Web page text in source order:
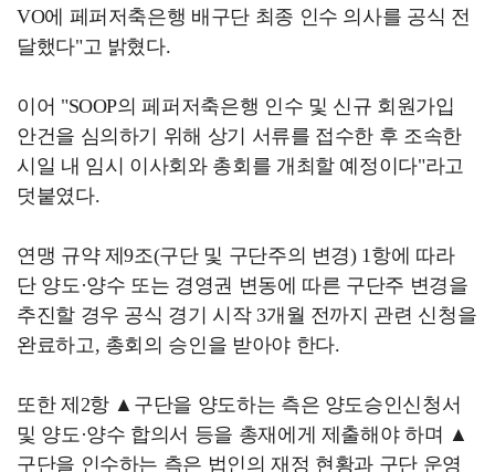
VO에 페퍼저축은행 배구단 최종 인수 의사를 공식 전
달했다"고 밝혔다.
이어 "SOOP의 페퍼저축은행 인수 및 신규 회원가입
안건을 심의하기 위해 상기 서류를 접수한 후 조속한
시일 내 임시 이사회와 총회를 개최할 예정이다"라고
덧붙였다.
연맹 규약 제9조(구단 및 구단주의 변경) 1항에 따라
단 양도·양수 또는 경영권 변동에 따른 구단주 변경을
추진할 경우 공식 경기 시작 3개월 전까지 관련 신청을
완료하고, 총회의 승인을 받아야 한다.
또한 제2항 ▲구단을 양도하는 측은 양도승인신청서
및 양도·양수 합의서 등을 총재에게 제출해야 하며 ▲
구단을 인수하는 측은 법인의 재정 현황과 구단 운영